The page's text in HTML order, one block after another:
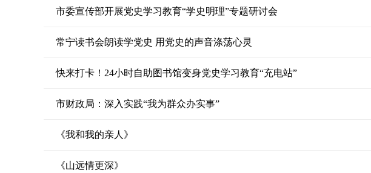
市委宣传部开展党史学习教育“学史明理”专题研讨会
常宁读书会朗读学党史 用党史的声音涤荡心灵
快来打卡！24小时自助图书馆变身党史学习教育“充电站”
市财政局：深入实践“我为群众办实事”
《我和我的亲人》
《山远情更深》